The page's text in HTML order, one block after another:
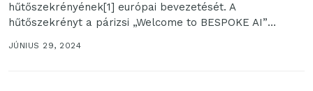
hűtőszekrényének[1] európai bevezetését. A
hűtőszekrényt a párizsi „Welcome to BESPOKE AI”
(Elérkezett a BESPOKE AI...
JÚNIUS 29, 2024